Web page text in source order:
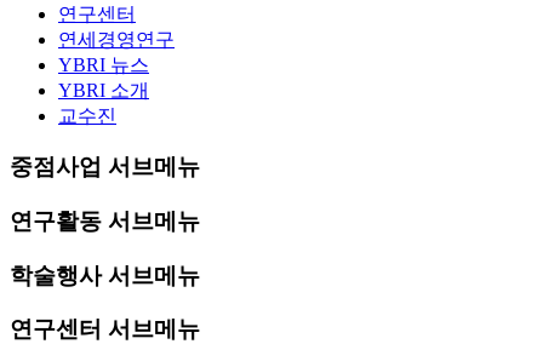
연구센터
연세경영연구
YBRI 뉴스
YBRI 소개
교수진
중점사업 서브메뉴
연구활동 서브메뉴
학술행사 서브메뉴
연구센터 서브메뉴